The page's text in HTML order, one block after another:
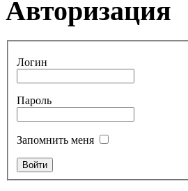
Авторизация
Логин
Пароль
Запомнить меня